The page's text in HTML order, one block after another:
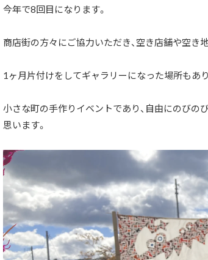
今年で8回目になります。
商店街の方々にご協力いただき、空き店舗や空き
1ヶ月片付けをしてギャラリーになった場所もあり
小さな町の手作りイベントであり、自由にのびの
思います。